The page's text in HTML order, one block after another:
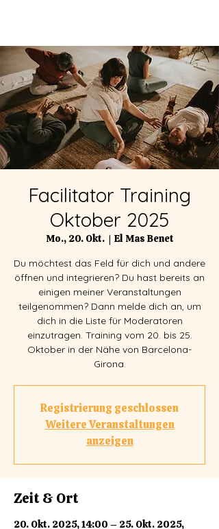
Facilitator Training
Oktober 2025
Mo., 20. Okt.
  |
El Mas Benet
Du möchtest das Feld für dich und andere
öffnen und integrieren? Du hast bereits an
einigen meiner Veranstaltungen
teilgenommen? Dann melde dich an, um
dich in die Liste für Moderatoren
einzutragen. Training vom 20. bis 25.
Oktober in der Nähe von Barcelona-
Girona.
Registrierung geschlossen
Weitere Veranstaltungen
anzeigen
Zeit & Ort
20. Okt. 2025, 14:00 – 25. Okt. 2025,